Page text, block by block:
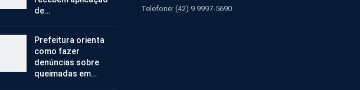
de…
Prefeitura orienta
como fazer
denúncias sobre
queimadas em…
Telefone: (42) 9 9997-5690